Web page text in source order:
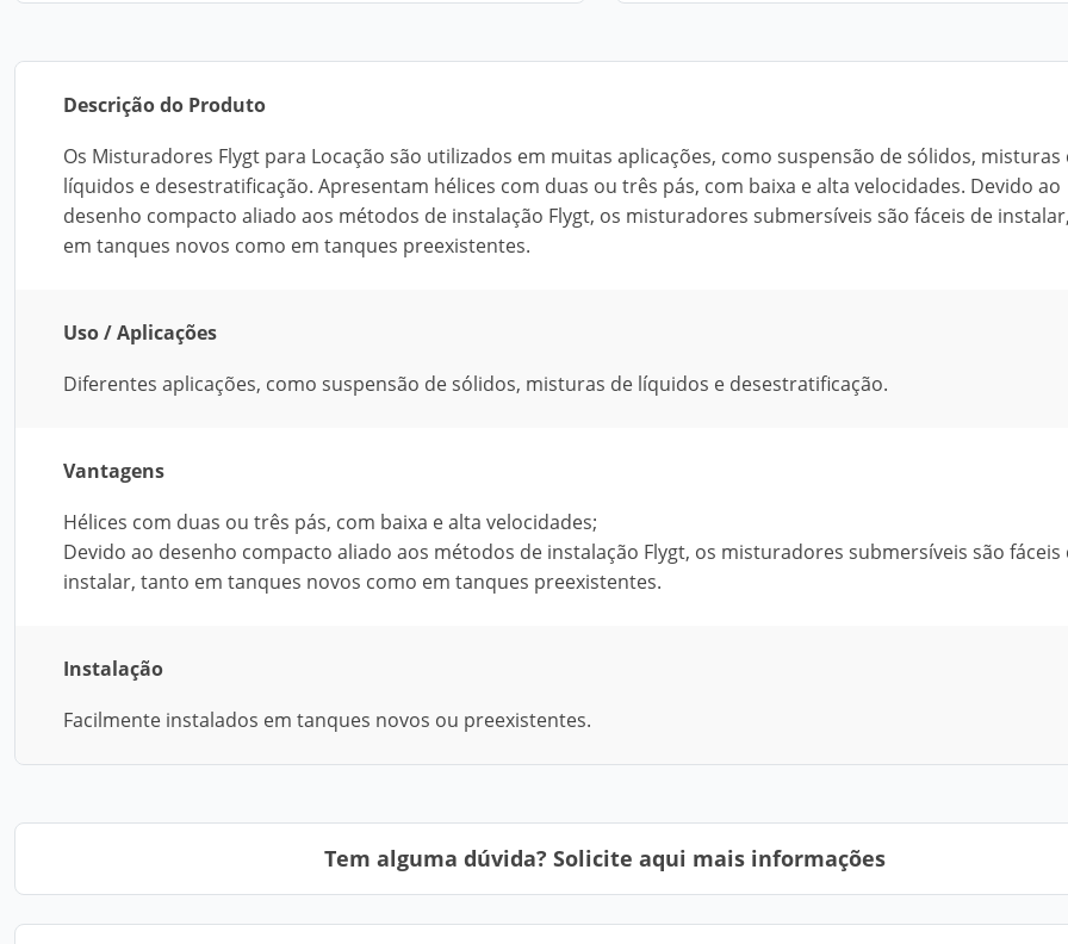
Descrição do Produto
Os Misturadores Flygt para Locação são utilizados em muitas aplicações, como suspensão de sólidos, misturas
líquidos e desestratificação. Apresentam hélices com duas ou três pás, com baixa e alta velocidades. Devido ao
desenho compacto aliado aos métodos de instalação Flygt, os misturadores submersíveis são fáceis de
em tanques novos como em tanques preexistentes.
Uso / Aplicações
Diferentes aplicações, como suspensão de sólidos, misturas de líquidos e desestratificação.
Vantagens
Hélices com duas ou três pás, com baixa e alta velocidades;
Devido ao desenho compacto aliado aos métodos de instalação Flygt, os misturadores submersíveis são fáceis
instalar, tanto em tanques novos como em tanques preexistentes.
Instalação
Facilmente instalados em tanques novos ou preexistentes.
Tem alguma dúvida? Solicite aqui mais informações